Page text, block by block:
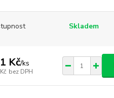
Skladem
Kč/ks
bez DPH